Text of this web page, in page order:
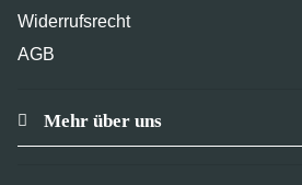
Widerrufsrecht
AGB
Mehr über uns